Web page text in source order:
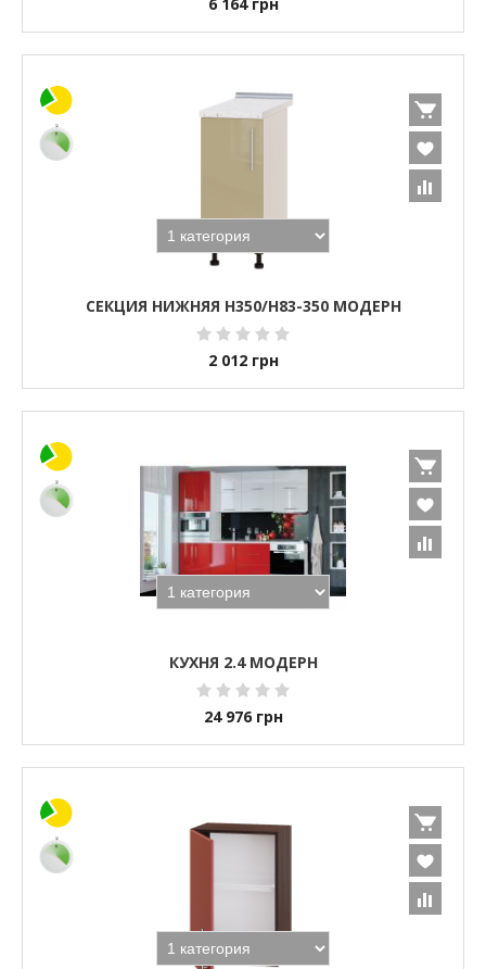
6 164 грн
СЕКЦИЯ НИЖНЯЯ Н350/Н83-350 МОДЕРН
2 012 грн
КУХНЯ 2.4 МОДЕРН
24 976 грн